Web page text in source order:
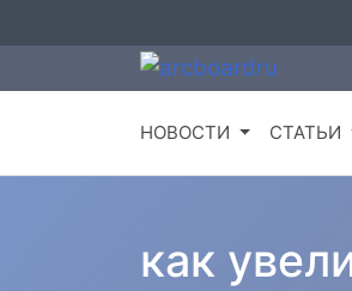
НОВОСТИ СТАТЬИ
как